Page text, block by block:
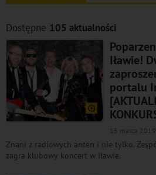
Dostępne 105 aktualności
Iławie!
portalu
15 marca 2019
Znani z radiowych anten i nie tylko.
zagra klubowy koncert w Iławie.